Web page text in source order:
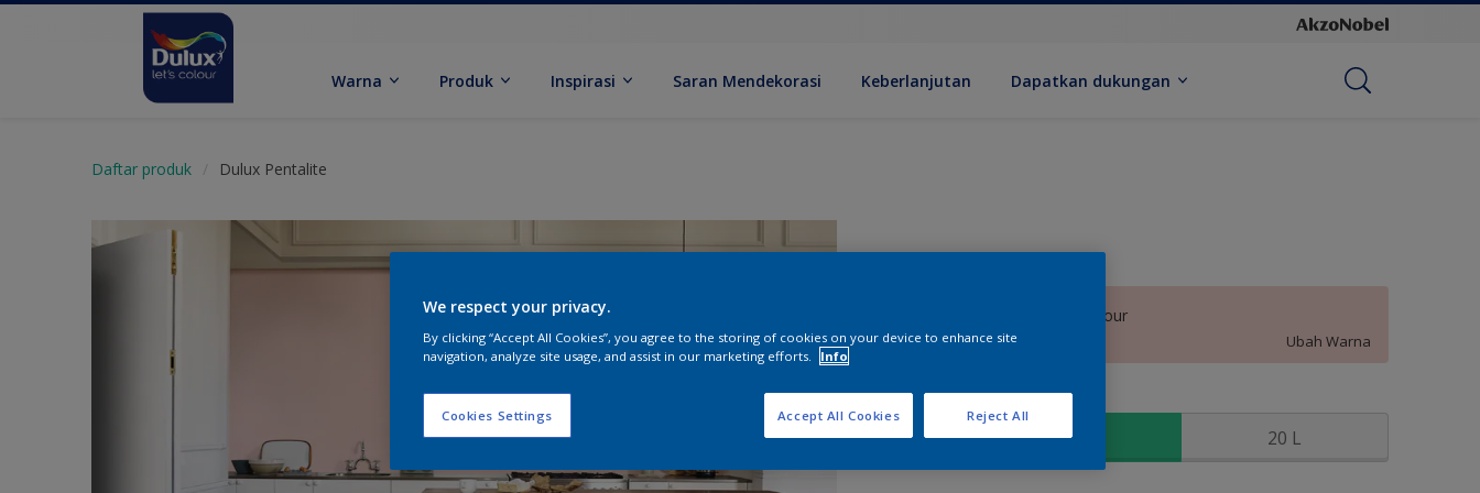
Warna Produk Inspirasi Saran Mendekorasi Keberlanjutan Dapatkan dukungan
Daftar produk Dulux Pentalite
Beauty Behaviour
Ubah Warna
2.5 L 20 L
We respect your privacy.
By clicking “Accept All Cookies”, you agree to the storing of cookies on your device to enhance site
navigation, analyze site usage, and assist in our marketing efforts.
Info
Cookies Settings Reject All
Accept All Cookies